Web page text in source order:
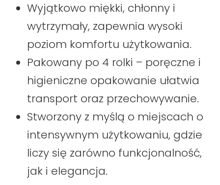
Wyjątkowo miękki, chłonny i
wytrzymały, zapewnia wysoki
poziom komfortu użytkowania.
Pakowany po 4 rolki – poręczne i
higieniczne opakowanie ułatwia
transport oraz przechowywanie.
Stworzony z myślą o miejscach o
intensywnym użytkowaniu, gdzie
liczy się zarówno funkcjonalność,
jak i elegancja.